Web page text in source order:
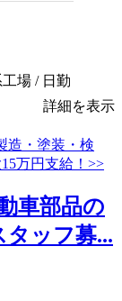
場 / 日勤
詳細を表示
車部品の
タッフ募...